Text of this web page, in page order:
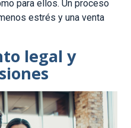
para ellos. Un proceso
estrés y una venta
legal y